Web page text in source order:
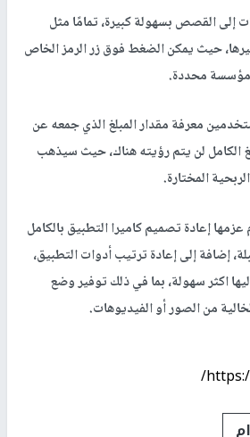
إلى القصص بسهولة كبيرة، تمامًا مثل
حيث يمكن الضغط فوق زر الرمز الخاص
مؤسسة محددة.
معرفة مقدار المبلغ الذي جمعه عن
الكامل لن يتم رؤيته هناك، حيث سيذهب
المختارة.
إعادة تصميم كاميرا التطبيق بالكامل
إضافة إلى إعادة ترتيب أدوات التطبيق،
اكثر سهولة، بما في ذلك توفير وضع
من الصور أو الفيديوهات.